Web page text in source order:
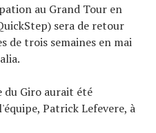
au Grand Tour en
sera de retour
de trois semaines en mai
du Giro aurait été
Patrick Lefevere, à